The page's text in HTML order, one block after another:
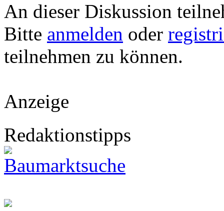
An dieser Diskussion
Bitte anmelden oder
teilnehmen zu können.
Anzeige
Redaktionstipps